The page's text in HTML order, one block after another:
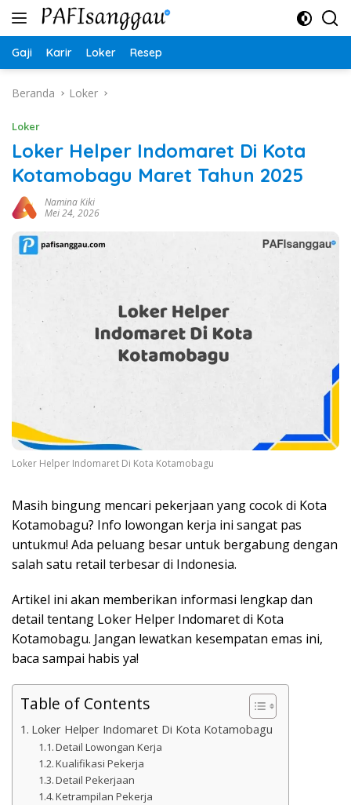
Langsung
Gaji Karir Loker Resep
Beranda Loker
Loker
Loker Helper Indomaret Di Kota
Kotamobagu Maret Tahun 2025
Namina Kiki
Mei 24, 2026
Loker Helper Indomaret Di Kota Kotamobagu
Masih bingung mencari pekerjaan yang cocok di Kota
Kotamobagu? Info lowongan kerja ini sangat pas
untukmu! Ada peluang besar untuk bergabung dengan
salah satu retail terbesar di Indonesia.
Artikel ini akan memberikan informasi lengkap dan
detail tentang Loker Helper Indomaret di Kota
Kotamobagu. Jangan lewatkan kesempatan emas ini,
baca sampai habis ya!
Table of Contents
Loker Helper Indomaret Di Kota Kotamobagu
Detail Lowongan Kerja
Kualifikasi Pekerja
Detail Pekerjaan
Ketrampilan Pekerja